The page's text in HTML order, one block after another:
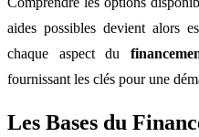
aides possibles devient alors
chaque aspect du
fournissant les clés pour une
Les Bases du